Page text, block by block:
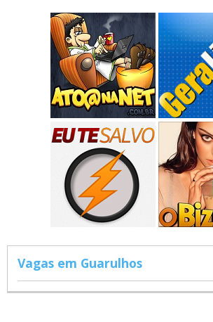
Vagas em Guarulhos